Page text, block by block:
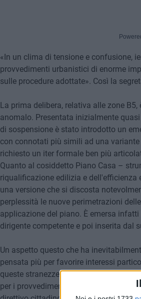
«In un clima di tensione e confusione,
provvedimenti urbanistici di enorme
sulle procedure adottate». Così la
La prima delibera, relativa alle zone
anomalo. Presentata inizialmente
di sospensione è stato introdotto un
con connotati più simili ad una
richiesto un iter formale ben più
Quanto al cosiddetto Piano Casa –
riqualificazione edilizia e
una versione che si discosta
perplessità le nuove perimetrazioni
applicazione del piano. È emersa
dirigente competente e poi inserita dal
Un aspetto questo che ha
pensata più per favorire interessi
queste stranezze, una parte del
per i provvedimenti approvati